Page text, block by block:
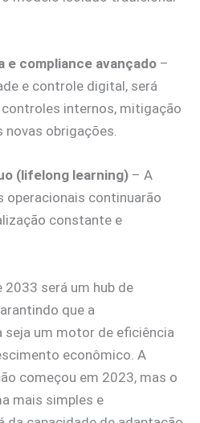
e compliance avançado –
e controle digital, será
internos, mitigação
novas obrigações.
(lifelong learning) – A
operacionais continuarão
constante e
2033 será um hub de
que a
um motor de eficiência
econômico. A
começou em 2023, mas o
mais simples e